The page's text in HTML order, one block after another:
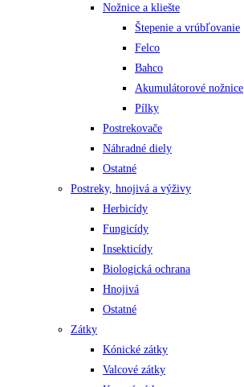
Nožnice a kliešte
Štepenie a vrúbľovanie
Felco
Bahco
Akumulátorové nožnice
Pílky
Postrekovače
Náhradné diely
Ostatné
Postreky, hnojivá a výživy
Herbicídy
Fungicídy
Insekticídy
Biologická ochrana
Hnojivá
Ostatné
Zátky
Kónické zátky
Valcové zátky